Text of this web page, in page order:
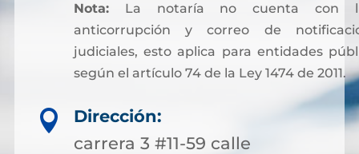
Nota:La notaría no cuenta con
anticorrupción y correo de
judiciales, esto aplica para entidades
según el artículo 74 de la Ley 1474 de 2011.

Dirección:
carrera 3 #11-59 calle